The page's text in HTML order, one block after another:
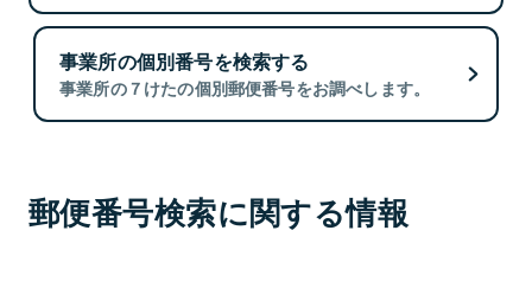
事業所の個別番号を検索する
事業所の７けたの個別郵便番号をお調べします。
郵便番号検索に関する情報